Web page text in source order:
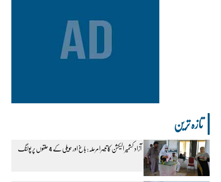
تازہ ترین
آزاد کشمیر الیکشن کا تیسرا مرحلہ: باغ اور حویلی کے 4 حلقوں پر پولنگ